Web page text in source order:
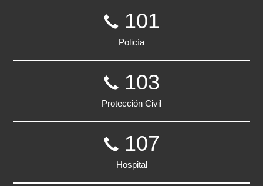
101
Policía
103
Protección Civil
107
Hospital